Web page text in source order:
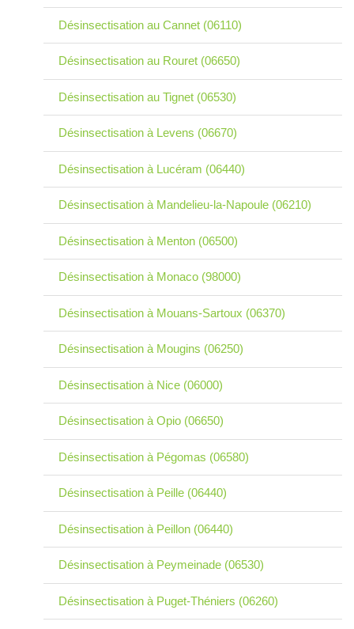
Désinsectisation au Cannet (06110)
Désinsectisation au Rouret (06650)
Désinsectisation au Tignet (06530)
Désinsectisation à Levens (06670)
Désinsectisation à Lucéram (06440)
Désinsectisation à Mandelieu-la-Napoule (06210)
Désinsectisation à Menton (06500)
Désinsectisation à Monaco (98000)
Désinsectisation à Mouans-Sartoux (06370)
Désinsectisation à Mougins (06250)
Désinsectisation à Nice (06000)
Désinsectisation à Opio (06650)
Désinsectisation à Pégomas (06580)
Désinsectisation à Peille (06440)
Désinsectisation à Peillon (06440)
Désinsectisation à Peymeinade (06530)
Désinsectisation à Puget-Théniers (06260)